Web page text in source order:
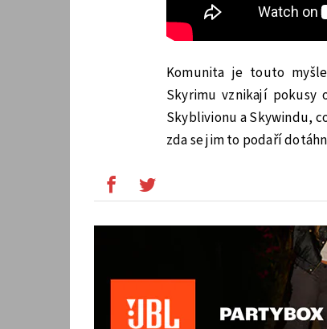
Komunita je touto
Skyrimu vznikají pokusy
Skyblivionu a Skywindu,
zda se jim to podaří